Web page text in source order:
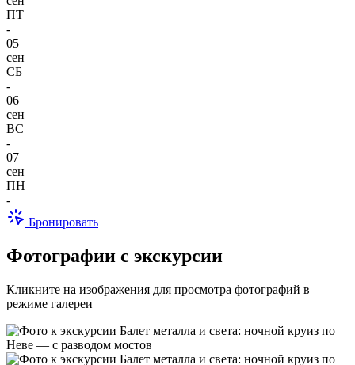
ПТ
-
05
сен
СБ
-
06
сен
ВС
-
07
сен
ПН
-
Бронировать
Фотографии с экскурсии
Кликните на изображения для просмотра фотографий в
режиме галереи